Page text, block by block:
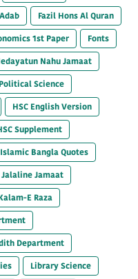
Fazil Hons Al Quran
1st Paper
Fonts
Nahu Jamaat
Science
HSC English Version
Supplement
Islamic Bangla Quotes
Jalaline Jamaat
E Raza
Department
Library Science